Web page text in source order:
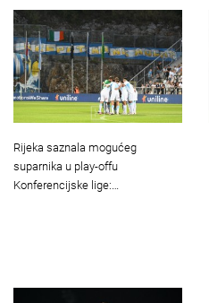
Rijeka saznala mogućeg
suparnika u play-offu
Konferencijske lige:…